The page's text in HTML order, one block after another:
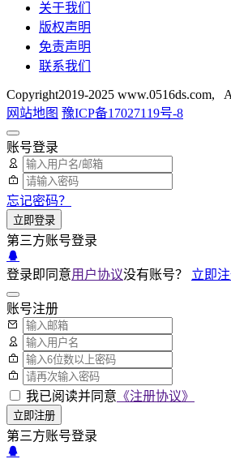
关于我们
版权声明
免责声明
联系我们
Copyright2019-2025 www.0516ds.com,
网站地图 豫ICP备17027119号-8
账号登录
忘记密码？
立即登录
第三方账号登录
登录即同意用户协议没有账号？ 立即
账号注册
我已阅读并同意 《注册协议》
立即注册
第三方账号登录